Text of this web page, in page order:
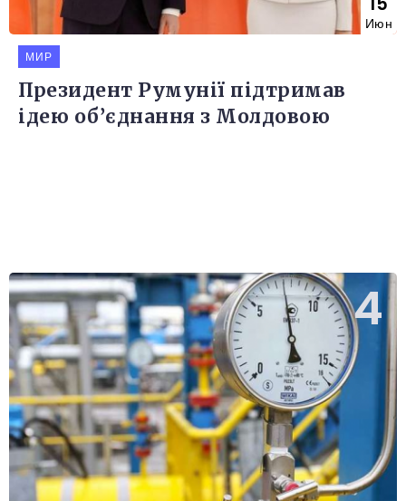
Июн
МИР
Президент Румунії підтримав
ідею об’єднання з Молдовою